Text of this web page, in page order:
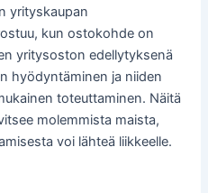
yrityskaupan
kun ostokohde on
yritysoston edellytyksenä
hyödyntäminen ja niiden
toteuttaminen. Näitä
molemmista maista,
voi lähteä liikkeelle.